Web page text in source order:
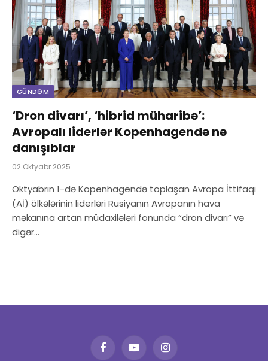
GÜNDƏM
‘Dron divarı’, ‘hibrid müharibə’:
Avropalı liderlər Kopenhagendə nə
danışıblar
02 Oktyabr 2025
Oktyabrın 1-də Kopenhagendə toplaşan Avropa İttifaqı
(Aİ) ölkələrinin liderləri Rusiyanın Avropanın hava
məkanına artan müdaxilələri fonunda “dron divarı” və
digər…
FacebookYouTubeInstagram